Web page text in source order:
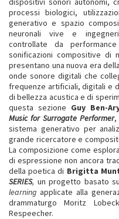
processi biologici,
generativo e spazio
neuronali vive e
controllate da
sonificazioni compositive di
presentano una nuova era
onde sonore digitali che
frequenze artificiali, digitali e
di bellezza acustica e di
questa sezione Guy Ben-
Music for Surrogate Performer,
sistema generativo per
grande ricercatore e
La composizione come
di espressione non ancora
della poetica di Brigitta
SERIES, un progetto basato
learning applicate alla
drammaturgo Moritz
Respeecher.